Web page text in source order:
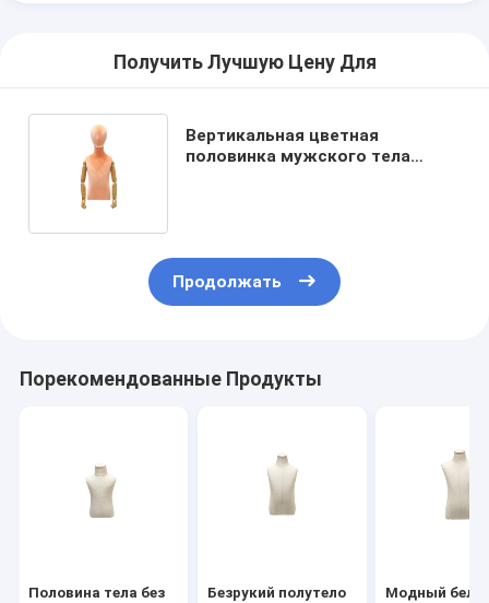
Получить Лучшую Цену Для
Вертикальная цветная
половинка мужского тела
Продолжать
Порекомендованные Продукты
Половина тела без
Безрукий полутело
Модный